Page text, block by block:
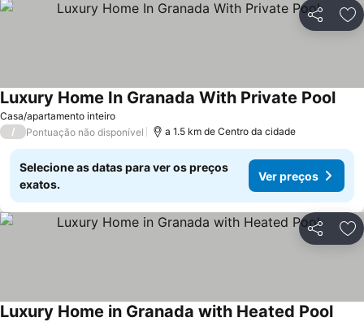
Partilhar
Casa/apartamento inteiro
Luxury Home In Granada With Private Pool
/ Pontuação não disponível a 1.5 km de Centro da cidade
Selecione as datas para ver os preços
exatos.
Ver preços
Partilhar
Luxury Home in Granada with Heated Pool